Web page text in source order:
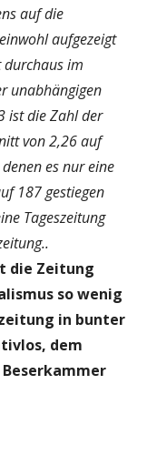
auf die
aufgezeigt
durchaus im
unabhängigen
ist die Zahl der
von 2,26 auf
es nur eine
187 gestiegen
Tageszeitung
die Zeitung
so wenig
in bunter
dem